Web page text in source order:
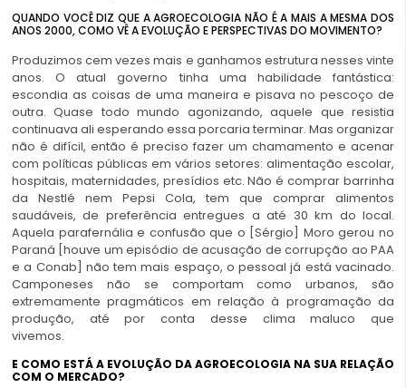
QUANDO VOCÊ DIZ QUE A AGROECOLOGIA NÃO É A MAIS A MESMA DOS
ANOS 2000, COMO VÊ A EVOLUÇÃO E PERSPECTIVAS DO MOVIMENTO?
Produzimos cem vezes mais e ganhamos estrutura nesses vinte
anos. O atual governo tinha uma habilidade fantástica:
escondia as coisas de uma maneira e pisava no pescoço de
outra. Quase todo mundo agonizando, aquele que resistia
continuava ali esperando essa porcaria terminar. Mas organizar
não é difícil, então é preciso fazer um chamamento e acenar
com políticas públicas em vários setores: alimentação escolar,
hospitais, maternidades, presídios etc. Não é comprar barrinha
da Nestlé nem Pepsi Cola, tem que comprar alimentos
saudáveis, de preferência entregues a até 30 km do local.
Aquela parafernália e confusão que o [Sérgio] Moro gerou no
Paraná [houve um episódio de acusação de corrupção ao PAA
e a Conab] não tem mais espaço, o pessoal já está vacinado.
Camponeses não se comportam como urbanos, são
extremamente pragmáticos em relação à programação da
produção, até por conta desse clima maluco que
vivemos.
E COMO ESTÁ A EVOLUÇÃO DA AGROECOLOGIA NA SUA RELAÇÃO
COM O MERCADO?